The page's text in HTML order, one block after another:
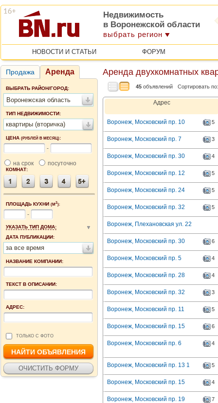
Недвижимость
в Воронежской области
выбрать регион
НОВОСТИ И СТАТЬИ ФОРУМ
Продажа Аренда
ВЫБРАТЬ РАЙОН/ГОРОД:
Воронежская область
ТИП НЕДВИЖИМОСТИ:
квартиры (вторичка)
ЦЕНА (РУБЛЕЙ В МЕСЯЦ):
-
на срок посуточно
КОМНАТ:
ПЛОЩАДЬ КУХНИ (М2):
-
УКАЗАТЬ ТИП ДОМА:
ДАТА ПУБЛИКАЦИИ:
за все время
НАЗВАНИЕ КОМПАНИИ:
ТЕКСТ В ОПИСАНИИ:
АДРЕС:
ТОЛЬКО С ФОТО
Аренда двухкомнатных
45 объявлений Сортировать
Адрес
Воронеж, Московский пр. 10 5
Воронеж, Московский пр. 7 3
Воронеж, Московский пр. 30 4
Воронеж, Московский пр. 12 5
Воронеж, Московский пр. 24 5
Воронеж, Московский пр. 32 5
Воронеж, Плехановская ул. 22
Воронеж, Московский пр. 30 6
Воронеж, Московский пр. 5 4
Воронеж, Московский пр. 28 4
Воронеж, Московский пр. 32 3
Воронеж, Московский пр. 11 5
Воронеж, Московский пр. 15 6
Воронеж, Московский пр. 6 4
Воронеж, Московский пр. 13 1 5
Воронеж, Московский пр. 15 4
Воронеж, Московский пр. 19 7